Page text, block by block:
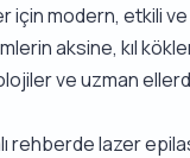
modern, etkili
aksine, kıl
ve uzman
rehberde lazer